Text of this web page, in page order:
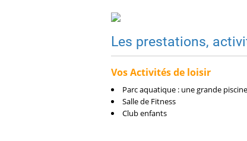
Les prestations,
Vos Activités de loisir
Parc aquatique : une grande
Salle de Fitness
Club enfants